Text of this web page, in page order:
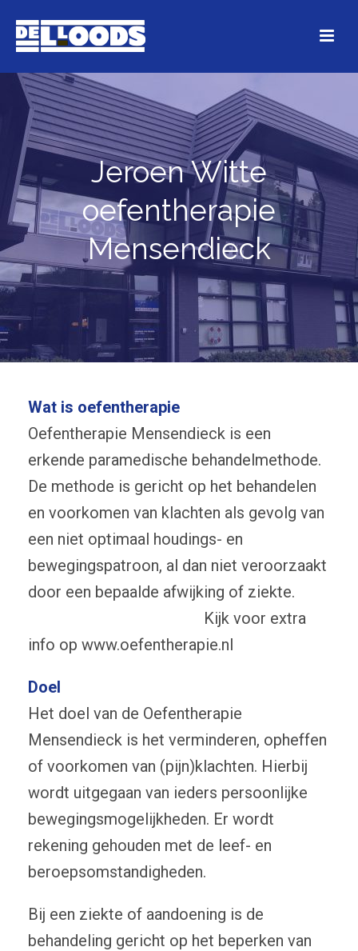
Jeroen Witte
oefentherapie
Mensendieck
Wat is oefentherapie
Oefentherapie Mensendieck is een
erkende paramedische behandelmethode.
De methode is gericht op het behandelen
en voorkomen van klachten als gevolg van
een niet optimaal houdings- en
bewegingspatroon, al dan niet veroorzaakt
door een bepaalde afwijking of ziekte.
Kijk voor extra
info op www.oefentherapie.nl
Doel
Het doel van de Oefentherapie
Mensendieck is het verminderen, opheffen
of voorkomen van (pijn)klachten. Hierbij
wordt uitgegaan van ieders persoonlijke
bewegingsmogelijkheden. Er wordt
rekening gehouden met de leef- en
beroepsomstandigheden.
Bij een ziekte of aandoening is de
behandeling gericht op het beperken van